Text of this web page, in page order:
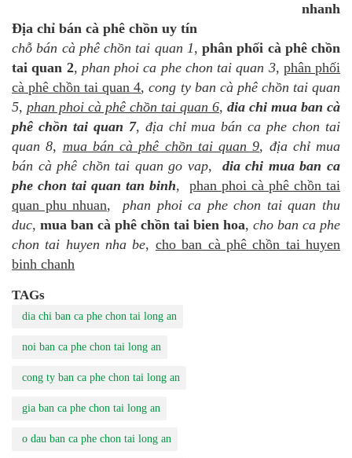
nhanh
Địa chỉ bán cà phê chồn uy tín
chỗ bán cà phê chồn tai quan 1, phân phối cà phê chồn
tai quan 2, phan phoi ca phe chon tai quan 3, phân phối
cà phê chồn tai quan 4,cong ty ban cà phê chồn tai quan
5, phan phoi cà phê chồn tai quan 6, dia chi mua ban cà
phê chồn tai quan 7, địa chỉ mua bán ca phe chon tai
quan 8, mua bán cà phê chồn tai quan 9, địa chỉ mua
bán cà phê chồn tai quan go vap, dia chi mua ban ca
phe chon tai quan tan binh, phan phoi cà phê chồn tai
quan phu nhuan,phan phoi ca phe chon tai quan thu
duc, mua ban cà phê chồn tai bien hoa, cho ban ca phe
chon tai huyen nha be, cho ban cà phê chồn tai huyen
binh chanh
TAGs
dia chi ban ca phe chon tai long an
noi ban ca phe chon tai long an
cong ty ban ca phe chon tai long an
gia ban ca phe chon tai long an
o dau ban ca phe chon tai long an